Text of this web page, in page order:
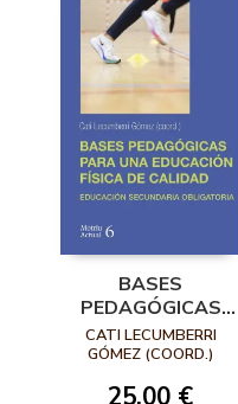
BASES
PEDAGÓGICAS
PARA UNA
EDUCACIÓN FÍSICA
CATI LECUMBERRI
GÓMEZ (COORD.)
25,00 €